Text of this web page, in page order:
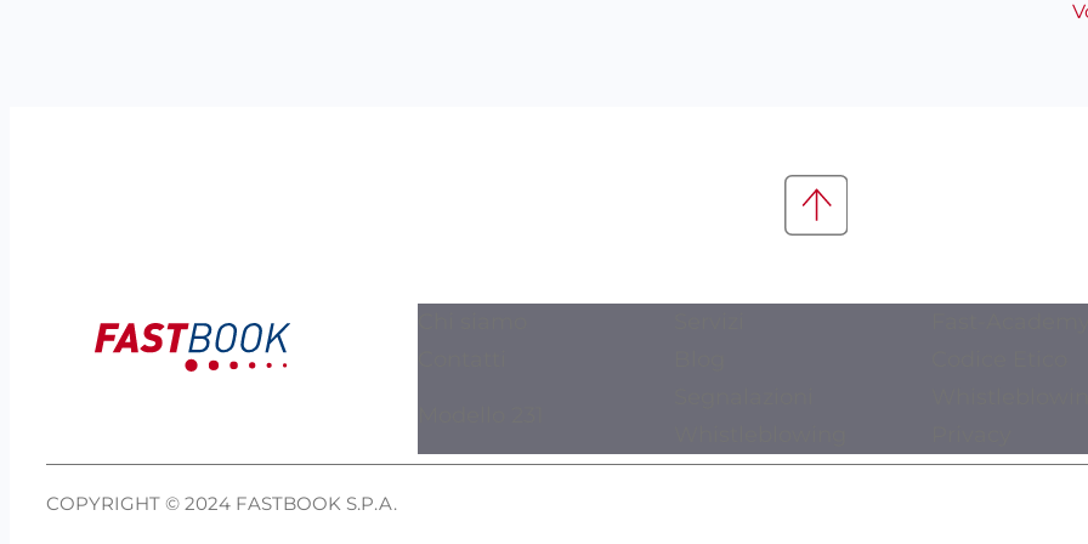
COPYRIGHT © 2024 FASTBOOK S.P.A.